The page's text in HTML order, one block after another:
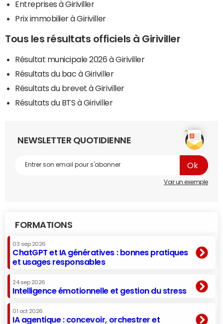
Entreprises à Giriviller
Prix immobilier à Giriviller
Tous les résultats officiels à Giriviller
Résultat municipale 2026 à Giriviller
Résultats du bac à Giriviller
Résultats du brevet à Giriviller
Résultats du BTS à Giriviller
NEWSLETTER QUOTIDIENNE
Voir un exemple
FORMATIONS
03 sep 2026
ChatGPT et IA génératives : bonnes pratiques
et usages responsables
24 sep 2026
Intelligence émotionnelle et gestion du stress
01 oct 2026
IA agentique : concevoir, orchestrer et